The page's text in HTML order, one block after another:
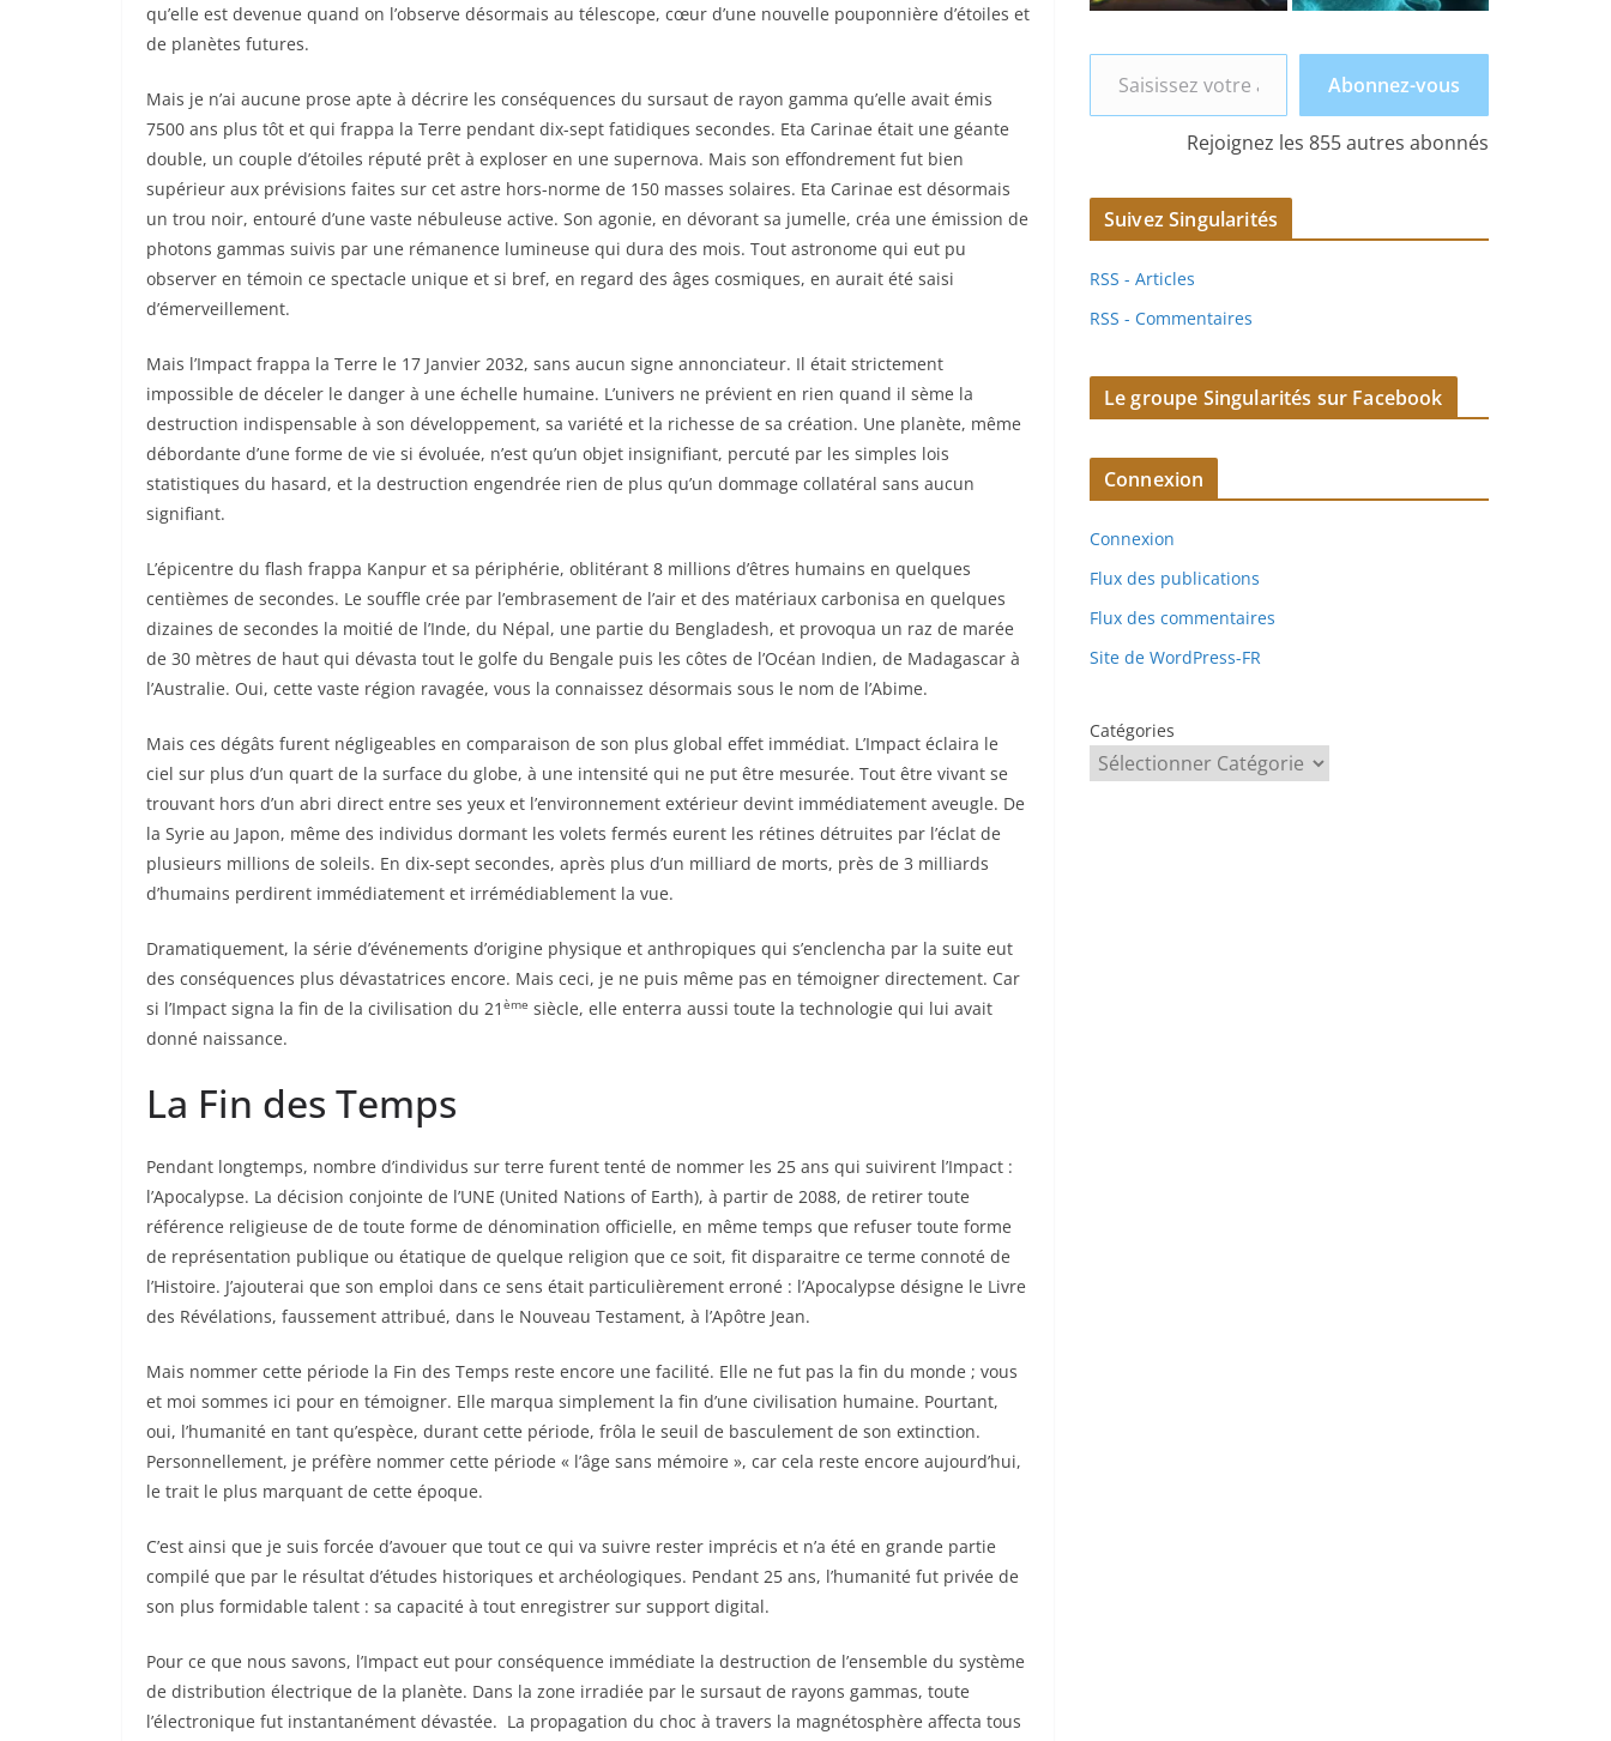
qu’elle est devenue quand on l’observe désormais au télescope, cœur d’une nouvelle pouponnière d’étoiles et
de planètes futures.
Mais je n’ai aucune prose apte à décrire les conséquences du sursaut de rayon gamma qu’elle avait émis
7500 ans plus tôt et qui frappa la Terre pendant dix-sept fatidiques secondes. Eta Carinae était une géante
double, un couple d’étoiles réputé prêt à exploser en une supernova. Mais son effondrement fut bien
supérieur aux prévisions faites sur cet astre hors-norme de 150 masses solaires. Eta Carinae est désormais
un trou noir, entouré d’une vaste nébuleuse active. Son agonie, en dévorant sa jumelle, créa une émission de
photons gammas suivis par une rémanence lumineuse qui dura des mois. Tout astronome qui eut pu
observer en témoin ce spectacle unique et si bref, en regard des âges cosmiques, en aurait été saisi
d’émerveillement.
Mais l’Impact frappa la Terre le 17 Janvier 2032, sans aucun signe annonciateur. Il était strictement
impossible de déceler le danger à une échelle humaine. L’univers ne prévient en rien quand il sème la
destruction indispensable à son développement, sa variété et la richesse de sa création. Une planète, même
débordante d’une forme de vie si évoluée, n’est qu’un objet insignifiant, percuté par les simples lois
statistiques du hasard, et la destruction engendrée rien de plus qu’un dommage collatéral sans aucun
signifiant.
L’épicentre du flash frappa Kanpur et sa périphérie, oblitérant 8 millions d’êtres humains en quelques
centièmes de secondes. Le souffle crée par l’embrasement de l’air et des matériaux carbonisa en quelques
dizaines de secondes la moitié de l’Inde, du Népal, une partie du Bengladesh, et provoqua un raz de marée
de 30 mètres de haut qui dévasta tout le golfe du Bengale puis les côtes de l’Océan Indien, de Madagascar à
l’Australie. Oui, cette vaste région ravagée, vous la connaissez désormais sous le nom de l’Abime.
Mais ces dégâts furent négligeables en comparaison de son plus global effet immédiat. L’Impact éclaira le
ciel sur plus d’un quart de la surface du globe, à une intensité qui ne put être mesurée. Tout être vivant se
trouvant hors d’un abri direct entre ses yeux et l’environnement extérieur devint immédiatement aveugle. De
la Syrie au Japon, même des individus dormant les volets fermés eurent les rétines détruites par l’éclat de
plusieurs millions de soleils. En dix-sept secondes, après plus d’un milliard de morts, près de 3 milliards
d’humains perdirent immédiatement et irrémédiablement la vue.
Dramatiquement, la série d’événements d’origine physique et anthropiques qui s’enclencha par la suite eut
des conséquences plus dévastatrices encore. Mais ceci, je ne puis même pas en témoigner directement. Car
si l’Impact signa la fin de la civilisation du 21 ème siècle, elle enterra aussi toute la technologie qui lui avait
donné naissance.
La Fin des Temps
Pendant longtemps, nombre d’individus sur terre furent tenté de nommer les 25 ans qui suivirent l’Impact :
l’Apocalypse. La décision conjointe de l’UNE (United Nations of Earth), à partir de 2088, de retirer toute
référence religieuse de de toute forme de dénomination officielle, en même temps que refuser toute forme
de représentation publique ou étatique de quelque religion que ce soit, fit disparaitre ce terme connoté de
l’Histoire. J’ajouterai que son emploi dans ce sens était particulièrement erroné : l’Apocalypse désigne le Livre
des Révélations, faussement attribué, dans le Nouveau Testament, à l’Apôtre Jean.
Mais nommer cette période la Fin des Temps reste encore une facilité. Elle ne fut pas la fin du monde ; vous
et moi sommes ici pour en témoigner. Elle marqua simplement la fin d’une civilisation humaine. Pourtant,
oui, l’humanité en tant qu’espèce, durant cette période, frôla le seuil de basculement de son extinction.
Personnellement, je préfère nommer cette période « l’âge sans mémoire », car cela reste encore aujourd’hui,
le trait le plus marquant de cette époque.
C’est ainsi que je suis forcée d’avouer que tout ce qui va suivre rester imprécis et n’a été en grande partie
compilé que par le résultat d’études historiques et archéologiques. Pendant 25 ans, l’humanité fut privée de
son plus formidable talent : sa capacité à tout enregistrer sur support digital.
Pour ce que nous savons, l’Impact eut pour conséquence immédiate la destruction de l’ensemble du système
de distribution électrique de la planète. Dans la zone irradiée par le sursaut de rayons gammas, toute
l’électronique fut instantanément dévastée. La propagation du choc à travers la magnétosphère affecta tous
Saisissez votre adresse e-mail…
Abonnez-vous
Rejoignez les 855 autres abonnés
Suivez Singularités
RSS - Articles
RSS - Commentaires
Le groupe Singularités sur Facebook
Connexion
Connexion
Flux des publications
Flux des commentaires
Site de WordPress-FR
Catégories